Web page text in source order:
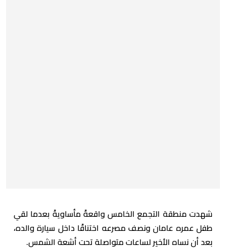
شهدت منطقة التجمع الخامس واقعةً مأساويةً بعدما لقي
طفل عمره عامان ونصف مصرعه اختناقًا داخل سيارة والده،
بعد أن نساه الأخير لساعات متواصلة تحت أشعة الشمس.